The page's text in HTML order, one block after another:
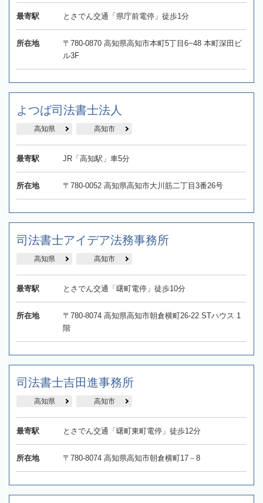
最寄駅 とさでん交通「県庁前電停」徒歩1分
所在地
〒780-0870 高知県高知市本町5丁目6−48 本町深田ビ
ル3F
よつば司法書士法人
高知県 高知市
最寄駅 JR「高知駅」車5分
所在地 〒780-0052 高知県高知市大川筋二丁目3番26号
司法書士アイデア法務事務所
高知県 高知市
最寄駅 とさでん交通「曙町電停」徒歩10分
所在地
〒780-8074 高知県高知市朝倉横町26-22 STハウス 1
階
司法書士吉田進事務所
高知県 高知市
最寄駅 とさでん交通「曙町東町電停」徒歩12分
所在地 〒780-8074 高知県高知市朝倉横町17－8